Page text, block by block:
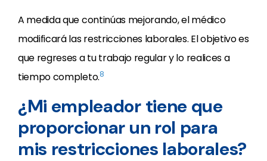
A medida que continúas mejorando, el médico
modificará las restricciones laborales. El objetivo es
que regreses a tu trabajo regular y lo realices a
tiempo completo.8
¿Mi empleador tiene que
proporcionar un rol para
mis restricciones laborales?